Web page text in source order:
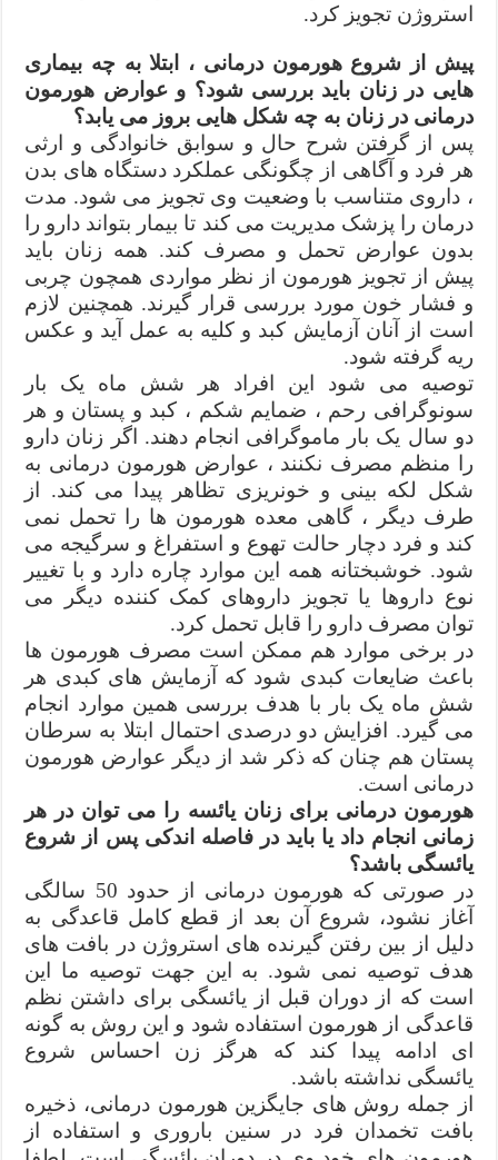
استروژن تجویز کرد.
پیش از شروع هورمون درمانی ، ابتلا به چه بیماری
هایی در زنان باید بررسی شود؟ و عوارض هورمون
درمانی در زنان به چه شکل هایی بروز می یابد؟
پس از گرفتن شرح حال و سوابق خانوادگی و ارثی
هر فرد و آگاهی از چگونگی عملکرد دستگاه های بدن
، داروی متناسب با وضعیت وی تجویز می شود. مدت
درمان را پزشک مدیریت می کند تا بیمار بتواند دارو را
بدون عوارض تحمل و مصرف کند. همه زنان باید
پیش از تجویز هورمون از نظر مواردی همچون چربی
و فشار خون مورد بررسی قرار گیرند. همچنین لازم
است از آنان آزمایش کبد و کلیه به عمل آید و عکس
ریه گرفته شود.
توصیه می شود این افراد هر شش ماه یک بار
سونوگرافی رحم ، ضمایم شکم ، کبد و پستان و هر
دو سال یک بار ماموگرافی انجام دهند. اگر زنان دارو
را منظم مصرف نکنند ، عوارض هورمون درمانی به
شکل لکه بینی و خونریزی تظاهر پیدا می کند. از
طرف دیگر ، گاهی معده هورمون ها را تحمل نمی
کند و فرد دچار حالت تهوع و استفراغ و سرگیجه می
شود. خوشبختانه همه این موارد چاره دارد و با تغییر
نوع داروها یا تجویز داروهای کمک کننده دیگر می
توان مصرف دارو را قابل تحمل کرد.
در برخی موارد هم ممکن است مصرف هورمون ها
باعث ضایعات کبدی شود که آزمایش های کبدی هر
شش ماه یک بار با هدف بررسی همین موارد انجام
می گیرد. افزایش دو درصدی احتمال ابتلا به سرطان
پستان هم چنان که ذکر شد از دیگر عوارض هورمون
درمانی است.
هورمون درمانی برای زنان یائسه را می توان در هر
زمانی انجام داد یا باید در فاصله اندکی پس از شروع
یائسگی باشد؟
در صورتی که هورمون درمانی از حدود 50 سالگی
آغاز نشود، شروع آن بعد از قطع کامل قاعدگی به
دلیل از بین رفتن گیرنده های استروژن در بافت های
هدف توصیه نمی شود. به این جهت توصیه ما این
است که از دوران قبل از یائسگی برای داشتن نظم
قاعدگی از هورمون استفاده شود و این روش به گونه
ای ادامه پیدا کند که هرگز زن احساس شروع
یائسگی نداشته باشد.
از جمله روش های جایگزین هورمون درمانی، ذخیره
بافت تخمدان فرد در سنین باروری و استفاده از